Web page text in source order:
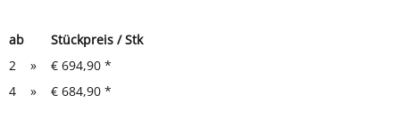
ab
Stückpreis / Stk
2
» € 694,90 *
4
» € 684,90 *